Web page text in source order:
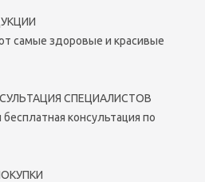
самые здоровые и красивые
СПЕЦИАЛИСТОВ
консультация по